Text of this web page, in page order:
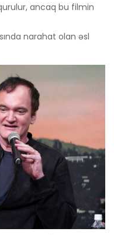
ancaq bu filmin
narahat olan əsl